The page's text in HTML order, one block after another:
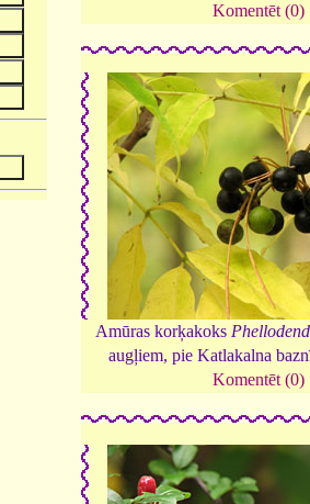
Komentēt (0)
Amūras korķakoks
augļiem, pie Katlakalna
Komentēt (0)